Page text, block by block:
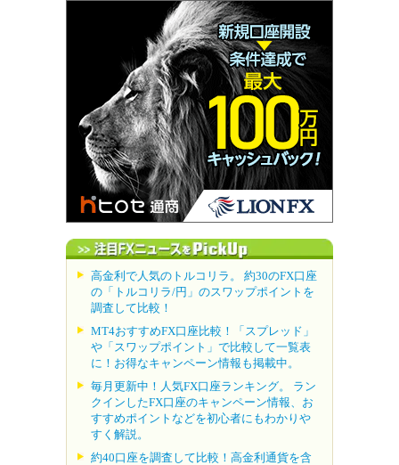
高金利で人気のトルコリラ。 約30のFX口座
の「トルコリラ/円」のスワップポイントを
調査して比較！
MT4おすすめFX口座比較！「スプレッド」
や「スワップポイント」で比較して一覧表
に！お得なキャンペーン情報も掲載中。
毎月更新中！人気FX口座ランキング。 ラン
クインしたFX口座のキャンペーン情報、お
すすめポイントなどを初心者にもわかりや
すく解説。
約40口座を調査して比較！高金利通貨を含